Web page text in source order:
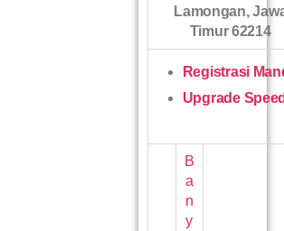
Lamongan,
Timur 62214
Registrasi
Upgrade Speed
B
a
n
y